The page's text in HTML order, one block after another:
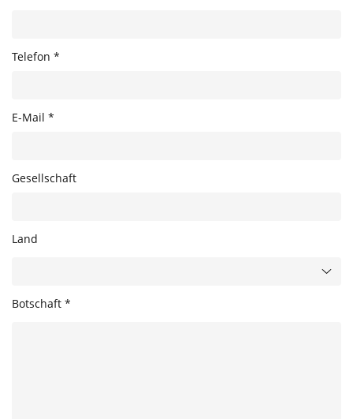
Telefon *
E-Mail *
Gesellschaft
Land
Botschaft *